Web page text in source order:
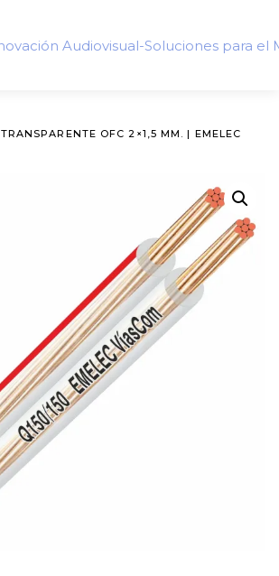
OFC 2×1,5 MM. | EMELEC